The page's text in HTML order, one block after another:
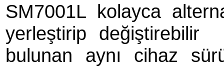
SM7001L kolayca
yerleştirip
bulunan aynı cihaz